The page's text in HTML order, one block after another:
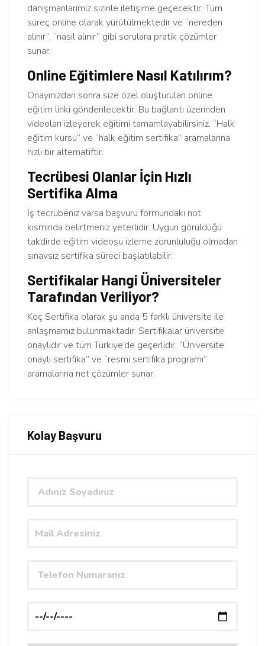
danışmanlarımız sizinle iletişime geçecektir. Tüm
süreç online olarak yürütülmektedir ve “nereden
alınır”, “nasıl alınır” gibi sorulara pratik çözümler
sunar.
Online Eğitimlere Nasıl Katılırım?
Onayınızdan sonra size özel oluşturulan online
eğitim linki gönderilecektir. Bu bağlantı üzerinden
videoları izleyerek eğitimi tamamlayabilirsiniz. “Halk
eğitim kursu” ve “halk eğitim sertifika” aramalarına
hızlı bir alternatiftir.
Tecrübesi Olanlar İçin Hızlı
Sertifika Alma
İş tecrübeniz varsa başvuru formundaki not
kısmında belirtmeniz yeterlidir. Uygun görüldüğü
takdirde eğitim videosu izleme zorunluluğu olmadan
sınavsız sertifika süreci başlatılabilir.
Sertifikalar Hangi Üniversiteler
Tarafından Veriliyor?
Koç Sertifika olarak şu anda 5 farklı üniversite ile
anlaşmamız bulunmaktadır. Sertifikalar üniversite
onaylıdır ve tüm Türkiye’de geçerlidir. “Üniversite
onaylı sertifika” ve “resmi sertifika programı”
aramalarına net çözümler sunar.
Kolay Başvuru